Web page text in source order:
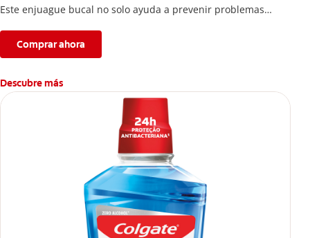
Este enjuague bucal no solo ayuda a prevenir problemas
Comprar ahora
Descubre más